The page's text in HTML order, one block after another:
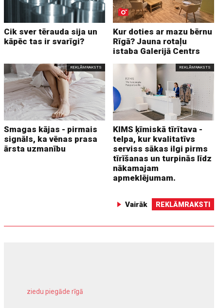
Cik sver tērauda sija un
kāpēc tas ir svarīgi?
Kur doties ar mazu bērnu
Rīgā? Jauna rotaļu
istaba Galerijā Centrs
REKLĀMRAKSTS
Smagas kājas - pirmais
signāls, ka vēnas prasa
ārsta uzmanību
REKLĀMRAKSTS
KIMS ķīmiskā tīrītava -
telpa, kur kvalitatīvs
serviss sākas ilgi pirms
tīrīšanas un turpinās līdz
nākamajam
apmeklējumam.
Vairāk REKLĀMRAKSTI
ziedu piegāde rīgā